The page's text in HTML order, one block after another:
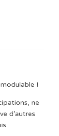
!
ne
d’autres